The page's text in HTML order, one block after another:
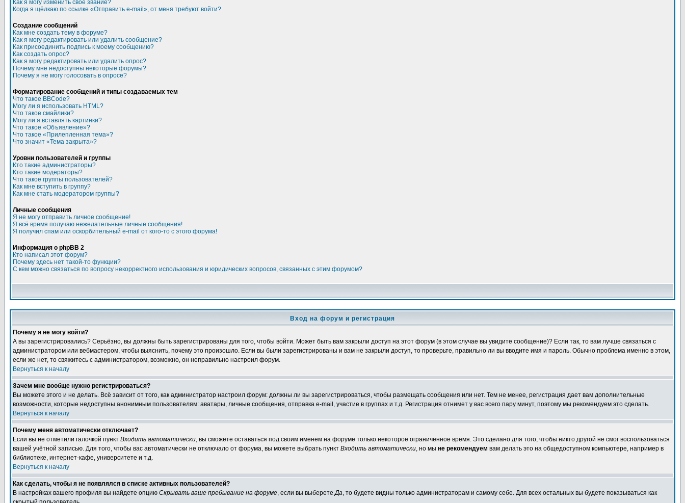
Как я могу изменить свое звание?
Когда я щёлкаю по ссылке «Отправить e-mail», от меня требуют войти?
Создание сообщений
Как мне создать тему в форуме?
Как я могу редактировать или удалить сообщение?
Как присоединить подпись к моему сообщению?
Как создать опрос?
Как я могу редактировать или удалить опрос?
Почему мне недоступны некоторые форумы?
Почему я не могу голосовать в опросе?
Форматирование сообщений и типы создаваемых тем
Что такое BBCode?
Могу ли я использовать HTML?
Что такое смайлики?
Могу ли я вставлять картинки?
Что такое «Объявление»?
Что такое «Прилепленная тема»?
Что значит «Тема закрыта»?
Уровни пользователей и группы
Кто такие администраторы?
Кто такие модераторы?
Что такое группы пользователей?
Как мне вступить в группу?
Как мне стать модератором группы?
Личные сообщения
Я не могу отправить личное сообщение!
Я всё время получаю нежелательные личные сообщения!
Я получил спам или оскорбительный e-mail от кого-то с этого форума!
Информация о phpBB 2
Кто написал этот форум?
Почему здесь нет такой-то функции?
С кем можно связаться по вопросу некорректного использования и юридических вопросов, связанных с этим форумом?
Вход на форум и регистрация
Почему я не могу войти?
А вы зарегистрировались? Серьёзно, вы должны быть зарегистрированы для того, чтобы войти. Может быть вам закрыли доступ на этот форум (в этом случае вы увидите сообщение)? Если так, то вам лучше связаться с
администратором или вебмастером, чтобы выяснить, почему это произошло. Если вы были зарегистрированы и вам не закрыли доступ, то проверьте, правильно ли вы вводите имя и пароль. Обычно проблема именно в этом,
если же нет, то свяжитесь с администратором, возможно, он неправильно настроил форум.
Вернуться к началу
Зачем мне вообще нужно регистрироваться?
Вы можете этого и не делать. Всё зависит от того, как администратор настроил форум: должны ли вы зарегистрироваться, чтобы размещать сообщения или нет. Тем не менее, регистрация дает вам дополнительные
возможности, которые недоступны анонимным пользователям: аватары, личные сообщения, отправка e-mail, участие в группах и т.д. Регистрация отнимет у вас всего пару минут, поэтому мы рекомендуем это сделать.
Вернуться к началу
Почему меня автоматически отключает?
Если вы не отметили галочкой пункт Входить автоматически, вы сможете оставаться под своим именем на форуме только некоторое ограниченное время. Это сделано для того, чтобы никто другой не смог воспользоваться
вашей учётной записью. Для того, чтобы вас автоматически не отключало от форума, вы можете выбрать пункт Входить автоматически, но мы не рекомендуем вам делать это на общедоступном компьютере, например в
библиотеке, интернет-кафе, университете и т.д.
Вернуться к началу
Как сделать, чтобы я не появлялся в списке активных пользователей?
В настройках вашего профиля вы найдете опцию Скрывать ваше пребывание на форуме, если вы выберетеДа, то будете видны только администраторам и самому себе. Для всех остальных вы будете показываться как